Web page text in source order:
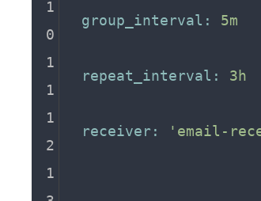
group_interval: 5m
repeat_interval: 3h
receiver: 'email-